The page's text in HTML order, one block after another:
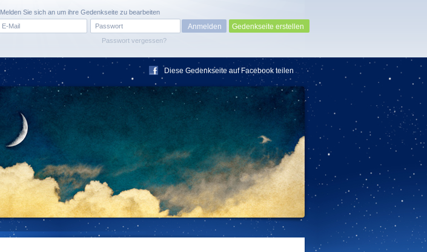
Passwort vergessen?
Melden Sie sich an um ihre Gedenkseite zu bearbeiten
Gedenkseite erstellen
Diese Gedenkseite auf Facebook teilen